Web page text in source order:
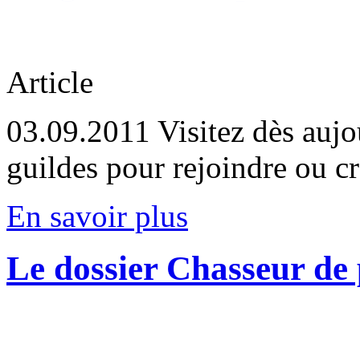
Article
03.09.2011 Visitez dès
guildes pour rejoindre ou
En savoir plus
Le dossier Chasseur